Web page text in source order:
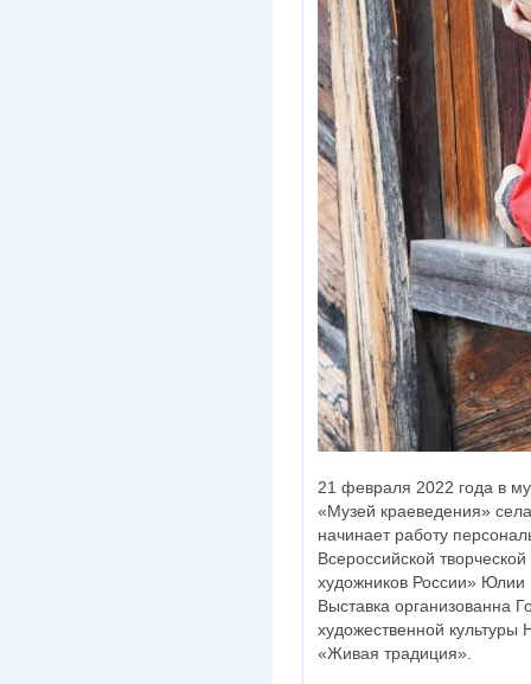
21 февраля 2022 года в
«Музей краеведения»
начинает работу
Всероссийской
художников России» Юлии
Выставка организованна
художественной
«Живая традиция».